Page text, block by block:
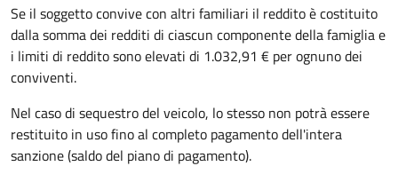
Se il soggetto convive con altri familiari il reddito è costituito
dalla somma dei redditi di ciascun componente della famiglia e
i limiti di reddito sono elevati di 1.032,91 € per ognuno dei
conviventi.
Nel caso di sequestro del veicolo, lo stesso non potrà essere
restituito in uso fino al completo pagamento dell'intera
sanzione (saldo del piano di pagamento).